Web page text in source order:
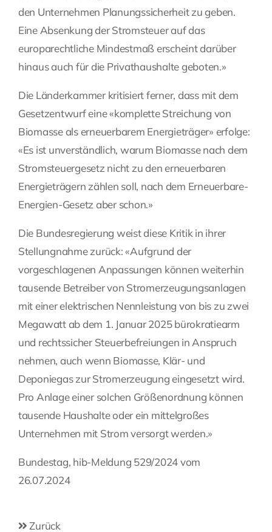
den Unternehmen Planungssicherheit zu geben.
Eine Absenkung der Stromsteuer auf das
europarechtliche Mindestmaß erscheint darüber
hinaus auch für die Privathaushalte geboten.»
Die Länderkammer kritisiert ferner, dass mit dem
Gesetzentwurf eine «komplette Streichung von
Biomasse als erneuerbarem Energieträger» erfolge:
«Es ist unverständlich, warum Biomasse nach dem
Stromsteuergesetz nicht zu den erneuerbaren
Energieträgern zählen soll, nach dem Erneuerbare-
Energien-Gesetz aber schon.»
Die Bundesregierung weist diese Kritik in ihrer
Stellungnahme zurück: «Aufgrund der
vorgeschlagenen Anpassungen können weiterhin
tausende Betreiber von Stromerzeugungsanlagen
mit einer elektrischen Nennleistung von bis zu zwei
Megawatt ab dem 1. Januar 2025 bürokratiearm
und rechtssicher Steuerbefreiungen in Anspruch
nehmen, auch wenn Biomasse, Klär- und
Deponiegas zur Stromerzeugung eingesetzt wird.
Pro Anlage einer solchen Größenordnung können
tausende Haushalte oder ein mittelgroßes
Unternehmen mit Strom versorgt werden.»
Bundestag, hib-Meldung 529/2024 vom
26.07.2024
Zurück